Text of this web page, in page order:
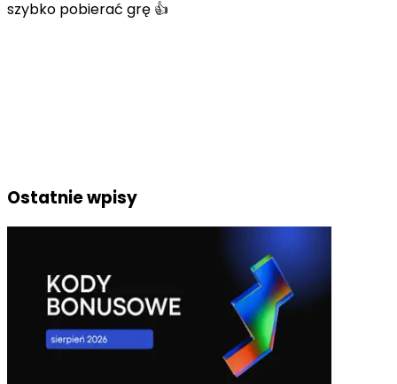
szybko pobierać grę 👍
Ostatnie wpisy